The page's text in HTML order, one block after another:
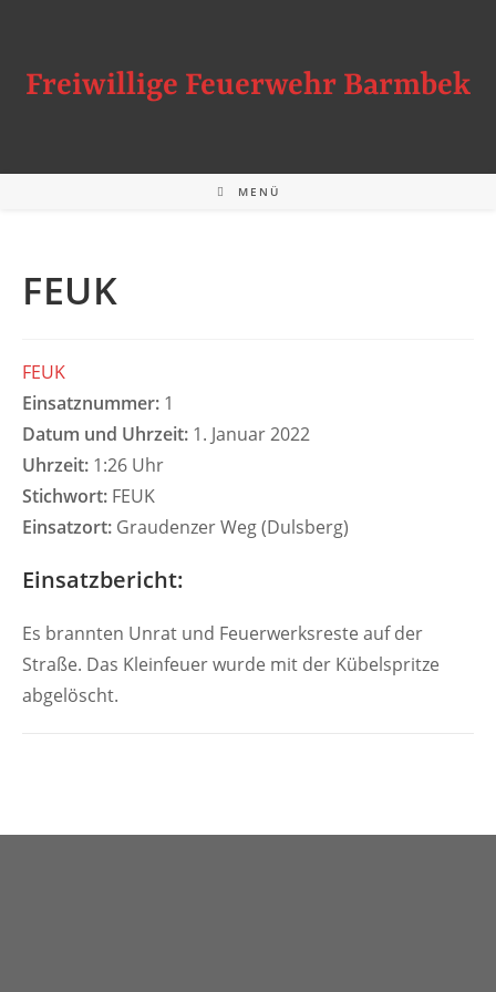
springen
Freiwillige Feuerwehr Barmbek
MENÜ
FEUK
FEUK
Einsatznummer: 1
Datum und Uhrzeit: 1. Januar 2022
Uhrzeit: 1:26 Uhr
Stichwort: FEUK
Einsatzort: Graudenzer Weg (Dulsberg)
Einsatzbericht:
Es brannten Unrat und Feuerwerksreste auf der
Straße. Das Kleinfeuer wurde mit der Kübelspritze
abgelöscht.